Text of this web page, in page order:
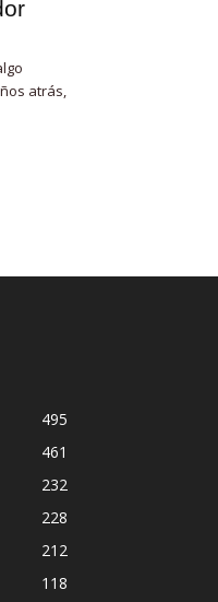
atrás,
495
461
232
228
212
118